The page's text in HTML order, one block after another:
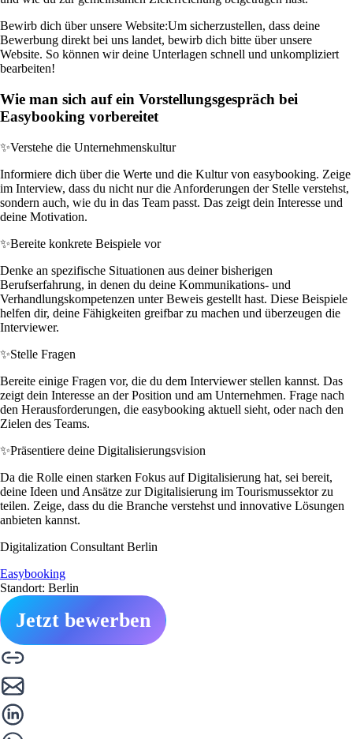
Bewirb dich über unsere Website:Um sicherzustellen, dass deine
Bewerbung direkt bei uns landet, bewirb dich bitte über unsere
Website. So können wir deine Unterlagen schnell und unkompliziert
bearbeiten!
Wie man sich auf ein Vorstellungsgespräch bei
Easybooking vorbereitet
✨Verstehe die Unternehmenskultur
Informiere dich über die Werte und die Kultur von easybooking. Zeige
im Interview, dass du nicht nur die Anforderungen der Stelle verstehst,
sondern auch, wie du in das Team passt. Das zeigt dein Interesse und
deine Motivation.
✨Bereite konkrete Beispiele vor
Denke an spezifische Situationen aus deiner bisherigen
Berufserfahrung, in denen du deine Kommunikations- und
Verhandlungskompetenzen unter Beweis gestellt hast. Diese Beispiele
helfen dir, deine Fähigkeiten greifbar zu machen und überzeugen die
Interviewer.
✨Stelle Fragen
Bereite einige Fragen vor, die du dem Interviewer stellen kannst. Das
zeigt dein Interesse an der Position und am Unternehmen. Frage nach
den Herausforderungen, die easybooking aktuell sieht, oder nach den
Zielen des Teams.
✨Präsentiere deine Digitalisierungsvision
Da die Rolle einen starken Fokus auf Digitalisierung hat, sei bereit,
deine Ideen und Ansätze zur Digitalisierung im Tourismussektor zu
teilen. Zeige, dass du die Branche verstehst und innovative Lösungen
anbieten kannst.
Digitalization Consultant Berlin
Easybooking
Standort: Berlin
Jetzt bewerben